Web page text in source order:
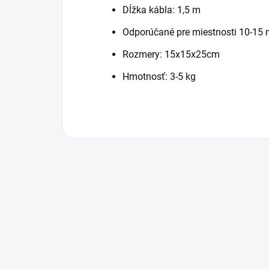
Dĺžka kábla: 1,5 m
Odporúčané pre miestnosti 10-15
Rozmery: 15x15x25cm
Hmotnosť: 3-5 kg